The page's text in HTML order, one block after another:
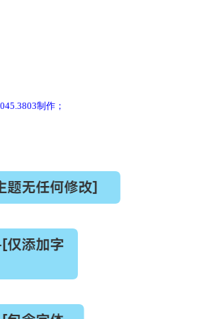
制作；